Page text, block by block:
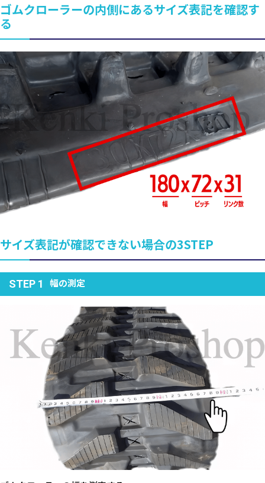
ゴムクローラーの内側にあるサイズ表記を確認す
る
サイズ表記が確認できない場合の3STEP
STEP 1 幅の測定